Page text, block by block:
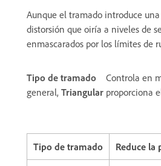
Aunque el tramado introduce
distorsión que oiría a niveles de
enmascarados por los límites de
Tipo de tramado
Controla en
general, Triangular proporciona
Tipo de tramado Reduce la